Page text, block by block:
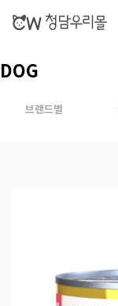
DOG
브랜드별